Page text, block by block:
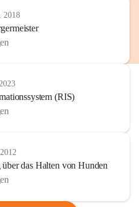
2018
(RIS)
das Halten von Hunden